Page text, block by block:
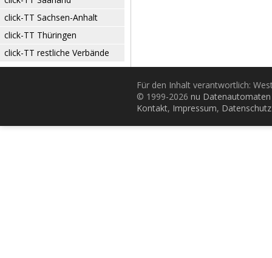
click-TT Sachsen-Anhalt
click-TT Thüringen
click-TT restliche Verbände
Für den Inhalt verantwortlich:
© 1999-2026 nu
Kontakt, Impressum, Datenschutz